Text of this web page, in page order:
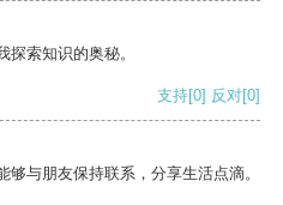
索知识的奥秘。
支持[0] 反对[0]
与朋友保持联系，分享生活点滴。